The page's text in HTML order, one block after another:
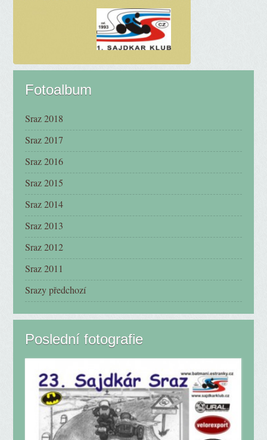
Fotoalbum
Sraz 2018
Sraz 2017
Sraz 2016
Sraz 2015
Sraz 2014
Sraz 2013
Sraz 2012
Sraz 2011
Srazy předchozí
Poslední fotografie